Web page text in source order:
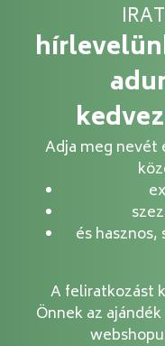
Adja meg nevét
és
A feliratkozást
Önnek az